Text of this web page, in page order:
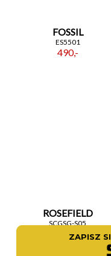
FOSSIL
ES5501
490,-
ROSEFIELD
SCGSG-S05
540,-ZAPISZ